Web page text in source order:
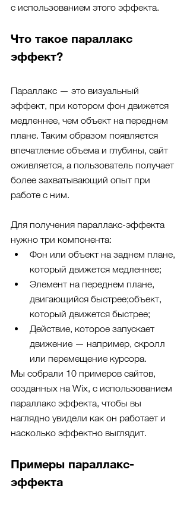
с использованием этого эффекта.
Что такое параллакс
эффект?
Параллакс — это визуальный
эффект, при котором фон движется
медленнее, чем объект на переднем
плане. Таким образом появляется
впечатление объема и глубины, сайт
оживляется, а пользователь получает
более захватывающий опыт при
работе с ним.
Для получения параллакс-эффекта
нужно три компонента:
Фон или объект на заднем плане,
который движется медленнее;
Элемент на переднем плане,
двигающийся быстрее;объект,
который движется быстрее;
Действие, которое запускает
движение — например, скролл
или перемещение курсора.
Мы собрали 10 примеров сайтов,
созданных на Wix, с использованием
параллакс эффекта, чтобы вы
наглядно увидели как он работает и
насколько эффектно выглядит.
Примеры параллакс-
эффекта